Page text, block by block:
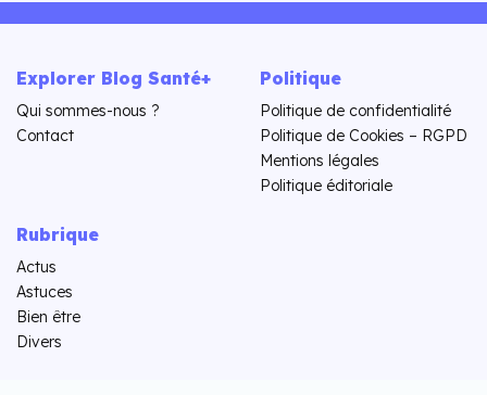
Explorer Blog Santé+
Qui sommes-nous ?
Contact
Politique
Politique de confidentialité
Politique de Cookies – RGPD
Mentions légales
Politique éditoriale
Rubrique
Actus
Astuces
Bien être
Divers